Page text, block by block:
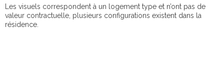
Les visuels correspondent à un logement type et n’ont pas de
valeur contractuelle, plusieurs configurations existent dans la
résidence.